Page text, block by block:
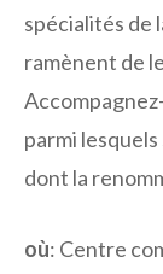
spécialités de
ramènent de
parmi
dont la
où: Centre